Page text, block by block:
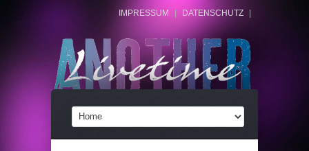
IMPRESSUM DATENSCHUTZ